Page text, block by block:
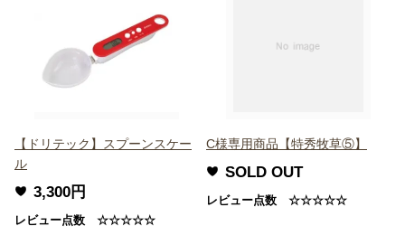
【ドリテック】スプーンスケー
ル
3,300円
レビュー点数 ☆☆☆☆☆
C様専用商品【特秀牧草⑤】
SOLD OUT
レビュー点数 ☆☆☆☆☆